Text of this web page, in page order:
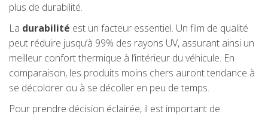
plus de durabilité.
La durabilité est un facteur essentiel. Un film de qualité
peut réduire jusqu’à 99% des rayons UV, assurant ainsi un
meilleur confort thermique à l’intérieur du véhicule. En
comparaison, les produits moins chers auront tendance à
se décolorer ou à se décoller en peu de temps.
Pour prendre décision éclairée, il est important de